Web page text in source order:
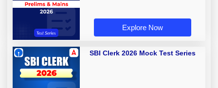
Explore Now
SBI Clerk 2026 Mock Test Series